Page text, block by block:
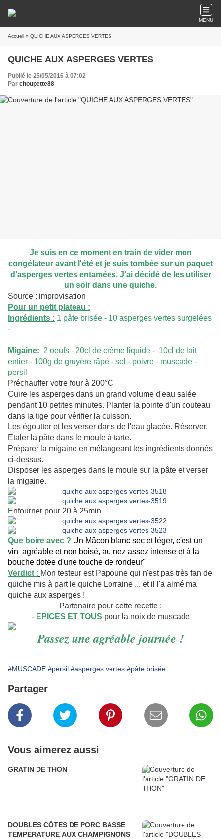
MENU
Accueil » QUICHE AUX ASPERGES VERTES
QUICHE AUX ASPERGES VERTES
Publié le 25/05/2016 à 07:02
Par choupette88
Je suis en ce moment en train de vider mon
congélateur avant l'été et je suis tombée sur un paquet
d'asperges vertes entamées. J'ai décidé de les utiliser
un soir dans une quiche.
Source : improvisation
Pour un petit plateau :
Ingrédients : 1 pâte brisée - 10 asperges vertes surgelées
-
Migaine: 2 oeufs - 20cl de crème liquide - 10cl de lait
entier - 100g de gruyère râpé - sel - poivre - muscade -
persil
Préchauffer votre four à 200°C
Cuire les asperges dans un grand volume d'eau salée
pendant 10 petites minutes. Planter la pointe d'un couteau
dans la tige pour vérifier la cuisson.
Les égoutter et les verser dans de l'eau glacée. Réserver.
Etaler la pâte dans le moule à tarte.
Préparer la migaine en mélangeant les ingrédients donnés
ci-dessus.
Disposer les asperges dans le moule sur la pâte et verser
la migaine.
Enfourner pour 20 à 25min.
Que boire avec ? Un Mâcon blanc sec et léger, c'est un
vin agréable et non boisé, au nez assez intense et à la
bouche dotée d'une touche de rondeur"
Verdict : Mon testeur est Papoune qui n'est pas très fan de
quiche mis à part le quiche Lorraine ... et il l'a aimé ma
quiche aux asperges !
Partenaire pour cette recette :
- EPICES ET TOUS pour la noix de muscade
Passez une agréable journée !
#MUSCADE #persil #asperges vertes #pâte brisée
Partager
Vous aimerez aussi
GRATIN DE THON
DOUBLES CÔTES DE PORC BASSE
TEMPERATURE AUX CHAMPIGNONS